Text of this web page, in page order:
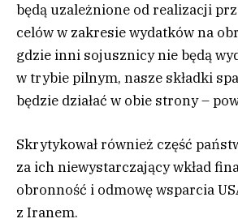
będą uzależnione od realizacji
celów w zakresie wydatków na
gdzie inni sojusznicy nie będą
w trybie pilnym, nasze składki
będzie działać w obie strony –
Skrytykował również część
za ich niewystarczający wkład
obronność i odmowę wsparcia
z Iranem.